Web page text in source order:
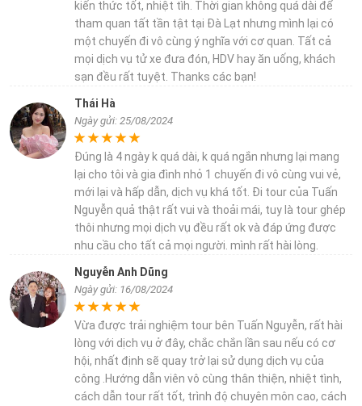
kiến thức tốt, nhiệt tìh. Thời gian không quá dài để
tham quan tất tần tật tại Đà Lạt nhưng mình lại có
một chuyến đi vô cùng ý nghĩa với cơ quan. Tất cả
mọi dịch vụ tử xe đưa đón, HDV hay ăn uống, khách
sạn đều rất tuyệt. Thanks các bạn!
Thái Hà
Ngày gửi: 25/08/2024
Đúng là 4 ngày k quá dài, k quá ngắn nhưng lại mang
lại cho tôi và gia đình nhỏ 1 chuyến đi vô cùng vui vẻ,
mới lại và hấp dẫn, dịch vụ khá tốt. Đi tour của Tuấn
Nguyễn quả thật rất vui và thoải mái, tuy là tour ghép
thôi nhưng mọi dịch vụ đều rất ok và đáp ứng được
nhu cầu cho tất cả mọi người. mình rất hài lòng.
Nguyễn Anh Dũng
Ngày gửi: 16/08/2024
Vừa được trải nghiệm tour bên Tuấn Nguyễn, rất hài
lòng với dịch vụ ở đây, chắc chắn lần sau nếu có cơ
hội, nhất định sẽ quay trở lại sử dụng dịch vụ của
công .Hướng dẫn viên vô cùng thân thiện, nhiệt tình,
cách dẫn tour rất tốt, trình độ chuyên môn cao, cách